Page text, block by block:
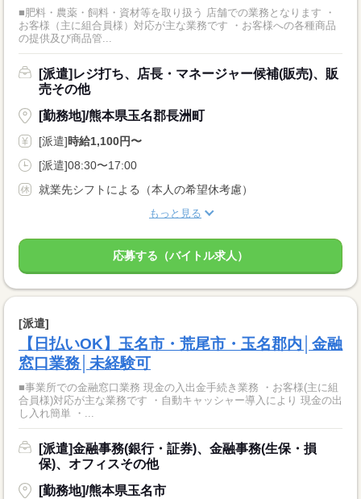
■肥料・農薬・飼料・資材等を取り扱う 店舗での業務となります ・
お客様（主に組合員様）対応が主な業務です ・お客様への各種商品
の提供及び商品管...
[派遣]レジ打ち、店長・マネージャー候補(販売)、販
売その他
[勤務地]/熊本県玉名郡長洲町
[派遣]時給1,100円〜
[派遣]08:30〜17:00
就業先シフトによる（本人の希望休考慮）
もっと見る
応募する（バイトル求人）
[派遣]
【日払いOK】玉名市・荒尾市・玉名郡内│金融
窓口業務│未経験可
■事業所での金融窓口業務 現金の入出金手続き業務 ・お客様(主に組
合員様)対応が主な業務です ・自動キャッシャー導入により 現金の出
し入れ簡単 ・...
[派遣]金融事務(銀行・証券)、金融事務(生保・損
保)、オフィスその他
[勤務地]/熊本県玉名市